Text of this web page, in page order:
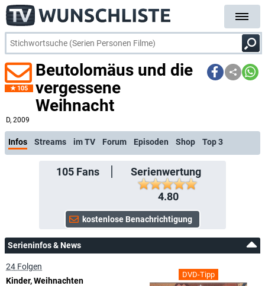
105
Beutolomäus und die
vergessene
Weihnacht
D, 2009
Infos Streams im TV Forum Episoden Shop Top 3
105Fans
Serienwertung
4.80
Serieninfos & News
DVD-Tipp
24 Folgen
Kinder, Weihnachten